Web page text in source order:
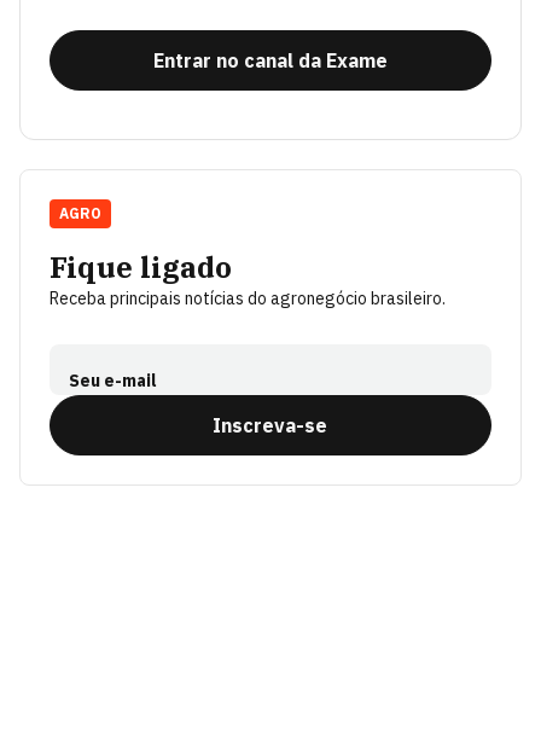
Entrar no canal da Exame
Fique ligado
Receba principais notícias do agronegócio brasileiro.
Seu e-mail
Inscreva-se
AGRO